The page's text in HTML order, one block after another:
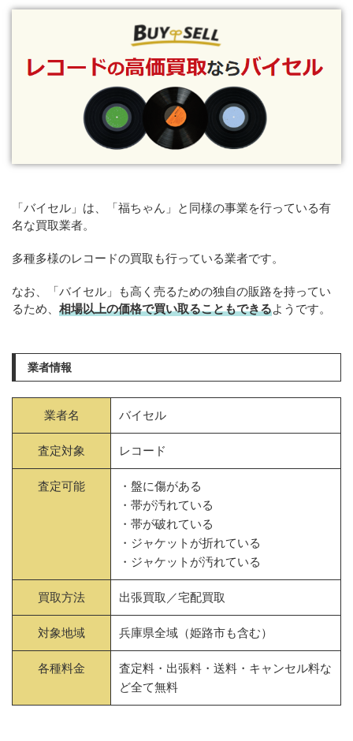
「バイセル」は、「福ちゃん」と同様の事業を行っている有
名な買取業者。
多種多様のレコードの買取も行っている業者です。
なお、「バイセル」も高く売るための独自の販路を持ってい
るため、 相場以上の価格で買い取ることもできるようです。
業者情報
業者名 バイセル
査定対象 レコード
査定可能
・盤に傷がある
・帯が汚れている
・帯が破れている
・ジャケットが折れている
・ジャケットが汚れている
買取方法 出張買取／宅配買取
対象地域 兵庫県全域（姫路市も含む）
各種料金
査定料・出張料・送料・キャンセル料な
ど全て無料